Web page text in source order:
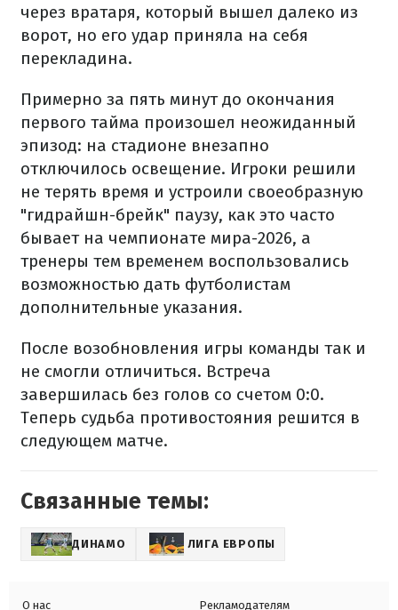
через вратаря, который вышел далеко из
ворот, но его удар приняла на себя
перекладина.
Примерно за пять минут до окончания
первого тайма произошел неожиданный
эпизод: на стадионе внезапно
отключилось освещение. Игроки решили
не терять время и устроили своеобразную
"гидрайшн-брейк" паузу, как это часто
бывает на чемпионате мира-2026, а
тренеры тем временем воспользовались
возможностью дать футболистам
дополнительные указания.
После возобновления игры команды так и
не смогли отличиться. Встреча
завершилась без голов со счетом 0:0.
Теперь судьба противостояния решится в
следующем матче.
Связанные темы:
ДИНАМО ЛИГА ЕВРОПЫ
О нас Рекламодателям